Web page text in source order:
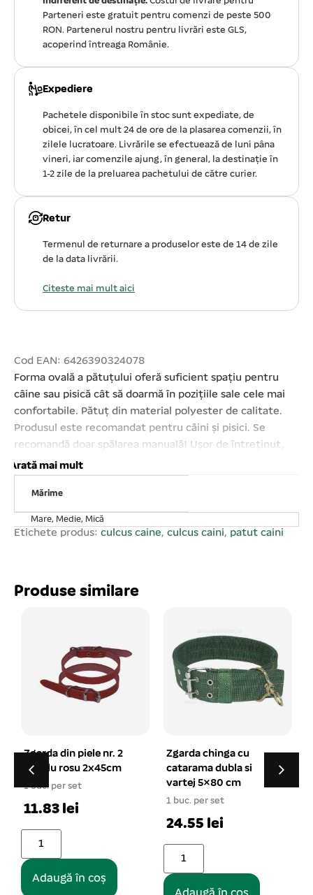
Parteneri este gratuit pentru comenzi de peste 500
RON. Partenerul nostru pentru livrări este GLS,
acoperind întreaga Românie.
Expediere
Pachetele disponibile în stoc sunt expediate, de
obicei, în cel mult 24 de ore de la plasarea comenzii, în
zilele lucratoare. Livrările se efectuează de luni pâna
vineri, iar comenzile ajung, în general, la destinație în
1-2 zile de la preluarea pachetului de către curier.
Retur
Termenul de returnare a produselor este de 14 de zile
de la data livrării.
Citeste mai mult aici
Cod EAN: 6426390324078
Forma ovală a pătuțului oferă suficient spațiu pentru
câine sau pisică cât să doarmă în pozițiile sale cele mai
confortabile. Pătuț din material polyester de calitate.
Produsul este recomandat pentru câini și pisici. Se
recomandă doar spălarea manuală! Ușor de întreținut,
este lavabil la o temperatură de max. 30° C. Animalul
dvs. de companie va fi mulțumit de această decizie!
Produsul este disponibil în mai multe dimensiuni.
Compoziție: Exterior și interior: 100%
poliester;Disponibil amestecat în diferite culori și
cm, 4XL- 52*42*13 cm, 5XL- 57*48*13 cm Se vinde
Arată mai mult
Mărime
Mare, Medie, Mică
Etichete produs: culcus caine, culcus caini, patut caini
Produse similare
Zgarda chinga cu
catarama dubla si
vartej 5×80 cm
1 buc. per set
Pieptan metalic fara
maner cu dinte (5 cm)
variabil 18 cm
1 buc. per set
16.23 lei